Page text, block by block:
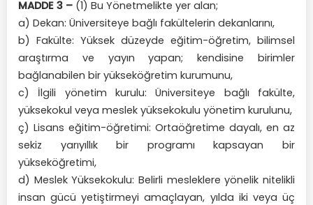
MADDE 3 – (1) Bu Yönetmelikte yer alan;
a) Dekan: Üniversiteye bağlı fakültelerin dekanlarını,
b) Fakülte: Yüksek düzeyde eğitim-öğretim, bilimsel
araştırma ve yayın yapan; kendisine birimler
bağlanabilen bir yükseköğretim kurumunu,
c) İlgili yönetim kurulu: Üniversiteye bağlı fakülte,
yüksekokul veya meslek yüksekokulu yönetim kurulunu,
ç) Lisans eğitim-öğretimi: Ortaöğretime dayalı, en az
sekiz yarıyıllık bir programı kapsayan bir
yükseköğretimi,
d) Meslek Yüksekokulu: Belirli mesleklere yönelik nitelikli
insan gücü yetiştirmeyi amaçlayan, yılda iki veya üç